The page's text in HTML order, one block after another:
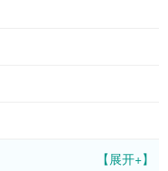
【展开+】